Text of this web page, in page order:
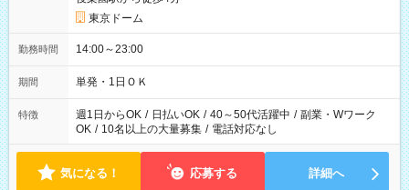
東京ドーム
勤務時間 14:00～23:00
期間 単発・1日ＯＫ
特徴 週1日からOK / 日払いOK / 40～50代活躍中 / 副業・Wワーク
OK / 10名以上の大量募集 / 電話対応なし
気になる！ 応募する 詳細へ